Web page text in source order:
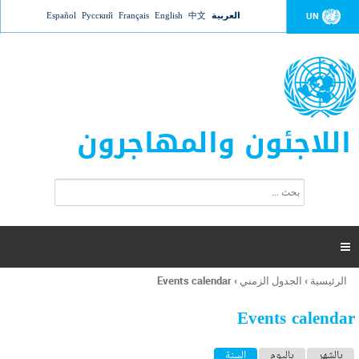
Jump to navigation UN العربية 中文
English
Français
Русский
Español
اللاجئون والمهاجرون
ت
ر
ل
ح
ب

أنت
هنا
الرئيسية › الجدول الزمني ›
Events calendar
Events calendar